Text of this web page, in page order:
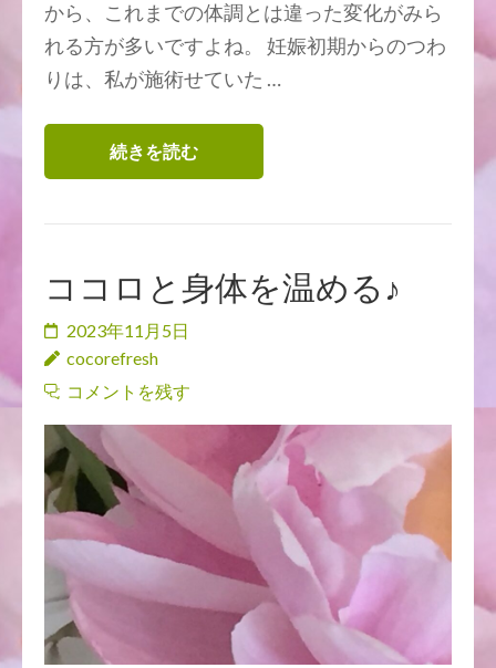
から、これまでの体調とは違った変化がみら
れる方が多いですよね。 妊娠初期からのつわ
りは、私が施術せていた …
続きを読む
ココロと身体を温める♪
2023年11月5日
cocorefresh
コメントを残す